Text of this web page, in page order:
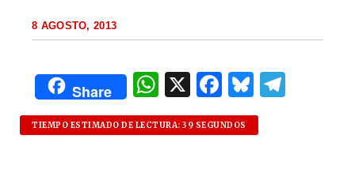
8 AGOSTO, 2013
Share
W
h
at
X F
a
c
B
lu
es
TIEMPO ESTIMADO DE LECTURA: 39 SEGUNDOS